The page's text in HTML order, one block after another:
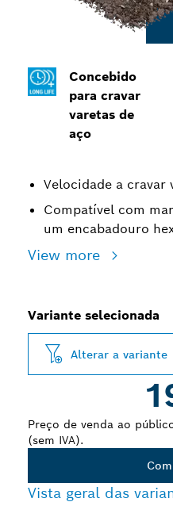
Concebido
para cravar
varetas de
aço
Velocidade a cravar
Compatível com
um encabadouro
View more
Variante selecionada
Alterar a variante
Preço de venda ao
(sem IVA).
Vista geral das